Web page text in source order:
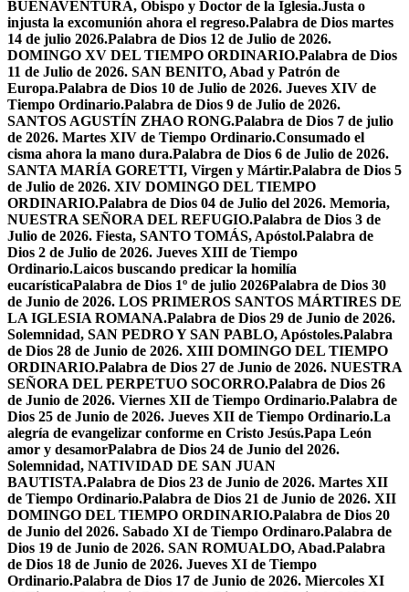
BUENAVENTURA, Obispo y Doctor de la Iglesia.Justa o
injusta la excomunión ahora el regreso.Palabra de Dios martes
14 de julio 2026.Palabra de Dios 12 de Julio de 2026.
DOMINGO XV DEL TIEMPO ORDINARIO.Palabra de Dios
11 de Julio de 2026. SAN BENITO, Abad y Patrón de
Europa.Palabra de Dios 10 de Julio de 2026. Jueves XIV de
Tiempo Ordinario.Palabra de Dios 9 de Julio de 2026.
SANTOS AGUSTÍN ZHAO RONG.Palabra de Dios 7 de julio
de 2026. Martes XIV de Tiempo Ordinario.Consumado el
cisma ahora la mano dura.Palabra de Dios 6 de Julio de 2026.
SANTA MARÍA GORETTI, Virgen y Mártir.Palabra de Dios 5
de Julio de 2026. XIV DOMINGO DEL TIEMPO
ORDINARIO.Palabra de Dios 04 de Julio del 2026. Memoria,
NUESTRA SEÑORA DEL REFUGIO.Palabra de Dios 3 de
Julio de 2026. Fiesta, SANTO TOMÁS, Apóstol.Palabra de
Dios 2 de Julio de 2026. Jueves XIII de Tiempo
Ordinario.Laicos buscando predicar la homilía
eucarísticaPalabra de Dios 1º de julio 2026Palabra de Dios 30
de Junio de 2026. LOS PRIMEROS SANTOS MÁRTIRES DE
LA IGLESIA ROMANA.Palabra de Dios 29 de Junio de 2026.
Solemnidad, SAN PEDRO Y SAN PABLO, Apóstoles.Palabra
de Dios 28 de Junio de 2026. XIII DOMINGO DEL TIEMPO
ORDINARIO.Palabra de Dios 27 de Junio de 2026. NUESTRA
SEÑORA DEL PERPETUO SOCORRO.Palabra de Dios 26
de Junio de 2026. Viernes XII de Tiempo Ordinario.Palabra de
Dios 25 de Junio de 2026. Jueves XII de Tiempo Ordinario.La
alegría de evangelizar conforme en Cristo Jesús.Papa León
amor y desamorPalabra de Dios 24 de Junio del 2026.
Solemnidad, NATIVIDAD DE SAN JUAN
BAUTISTA.Palabra de Dios 23 de Junio de 2026. Martes XII
de Tiempo Ordinario.Palabra de Dios 21 de Junio de 2026. XII
DOMINGO DEL TIEMPO ORDINARIO.Palabra de Dios 20
de Junio del 2026. Sabado XI de Tiempo Ordinaro.Palabra de
Dios 19 de Junio de 2026. SAN ROMUALDO, Abad.Palabra
de Dios 18 de Junio de 2026. Jueves XI de Tiempo
Ordinario.Palabra de Dios 17 de Junio de 2026. Miercoles XI